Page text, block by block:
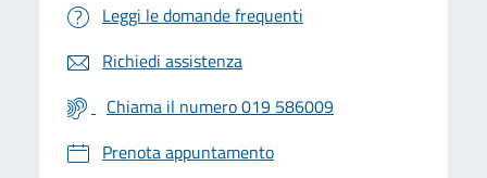
Leggi le domande frequenti
Richiedi assistenza
Chiama il numero 019 586009
Prenota appuntamento